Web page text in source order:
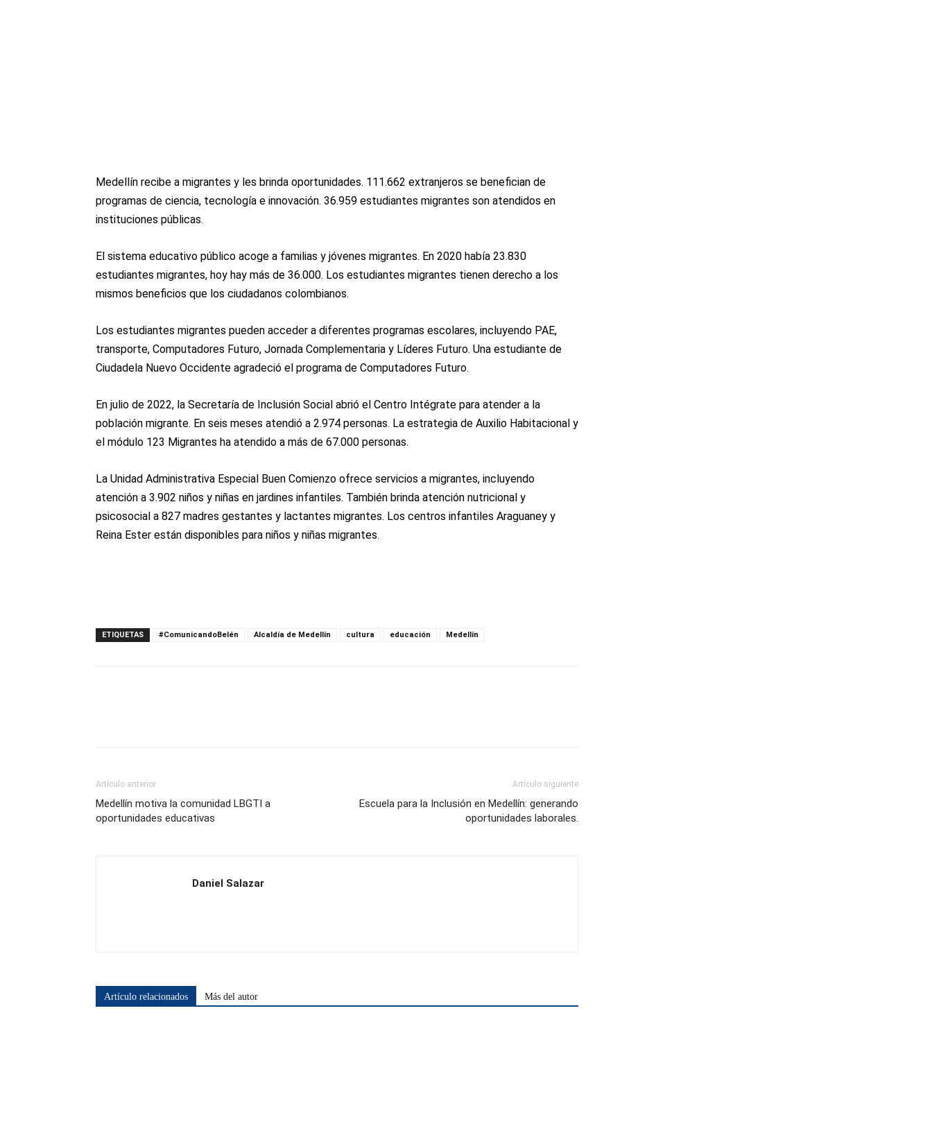
Medellín recibe a migrantes y les brinda oportunidades. 111.662 extranjeros se benefician de
programas de ciencia, tecnología e innovación. 36.959 estudiantes migrantes son atendidos en
instituciones públicas.
El sistema educativo público acoge a familias y jóvenes migrantes. En 2020 había 23.830
estudiantes migrantes, hoy hay más de 36.000. Los estudiantes migrantes tienen derecho a los
mismos beneficios que los ciudadanos colombianos.
Los estudiantes migrantes pueden acceder a diferentes programas escolares, incluyendo PAE,
transporte, Computadores Futuro, Jornada Complementaria y Líderes Futuro. Una estudiante de
Ciudadela Nuevo Occidente agradeció el programa de Computadores Futuro.
En julio de 2022, la Secretaría de Inclusión Social abrió el Centro Intégrate para atender a la
población migrante. En seis meses atendió a 2.974 personas. La estrategia de Auxilio Habitacional y
el módulo 123 Migrantes ha atendido a más de 67.000 personas.
La Unidad Administrativa Especial Buen Comienzo ofrece servicios a migrantes, incluyendo
atención a 3.902 niños y niñas en jardines infantiles. También brinda atención nutricional y
psicosocial a 827 madres gestantes y lactantes migrantes. Los centros infantiles Araguaney y
Reina Ester están disponibles para niños y niñas migrantes.
ETIQUETAS #ComunicandoBelén Alcaldía de Medellín cultura educación Medellín
Artículo anterior
Medellín motiva la comunidad LBGTI a
oportunidades educativas
Artículo siguiente
Escuela para la Inclusión en Medellín: generando
oportunidades laborales.
Daniel Salazar
Artículo relacionados Más del autor